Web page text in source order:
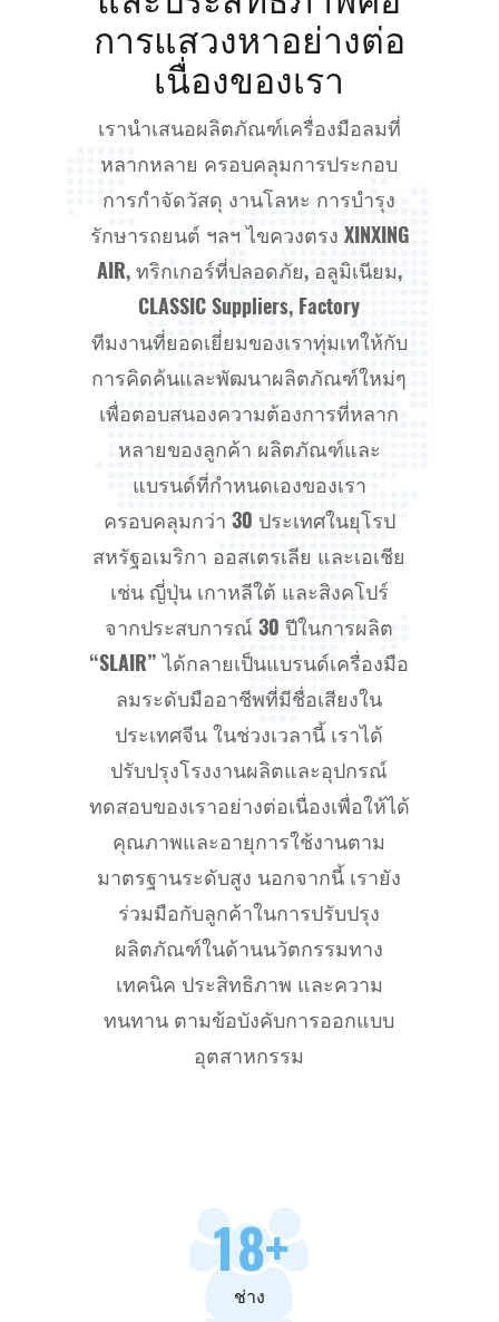
การแสวงหาอย่างต่อ
เนื่องของเรา
เรานำเสนอผลิตภัณฑ์เครื่องมือลมที่
หลากหลาย ครอบคลุมการประกอบ
การกำจัดวัสดุ งานโลหะ การบำรุง
รักษารถยนต์ ฯลฯไขควงตรง XINXING
AIR, ทริกเกอร์ที่ปลอดภัย, อลูมิเนียม,
CLASSIC Suppliers, Factory
ทีมงานที่ยอดเยี่ยมของเราทุ่มเทให้กับ
การคิดค้นและพัฒนาผลิตภัณฑ์ใหม่ๆ
เพื่อตอบสนองความต้องการที่หลาก
หลายของลูกค้า ผลิตภัณฑ์และ
แบรนด์ที่กำหนดเองของเรา
ครอบคลุมกว่า 30 ประเทศในยุโรป
สหรัฐอเมริกา ออสเตรเลีย และเอเชีย
เช่น ญี่ปุ่น เกาหลีใต้ และสิงคโปร์
จากประสบการณ์ 30 ปีในการผลิต
“SLAIR” ได้กลายเป็นแบรนด์เครื่องมือ
ลมระดับมืออาชีพที่มีชื่อเสียงใน
ประเทศจีน ในช่วงเวลานี้ เราได้
ปรับปรุงโรงงานผลิตและอุปกรณ์
ทดสอบของเราอย่างต่อเนื่องเพื่อให้ได้
คุณภาพและอายุการใช้งานตาม
มาตรฐานระดับสูง นอกจากนี้ เรายัง
ร่วมมือกับลูกค้าในการปรับปรุง
ผลิตภัณฑ์ในด้านนวัตกรรมทาง
เทคนิค ประสิทธิภาพ และความ
ทนทาน ตามข้อบังคับการออกแบบ
อุตสาหกรรม
18+
ช่าง